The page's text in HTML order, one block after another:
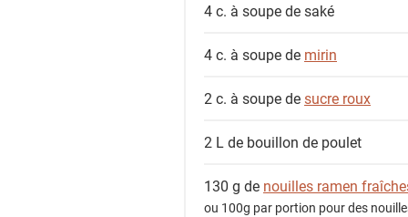
4 c. à soupe desaké
4 c. à soupe de mirin
2 c. à soupe desucre roux
2 L de bouillon de poulet
130 g de nouilles ramen
ou 100g par portion pour des